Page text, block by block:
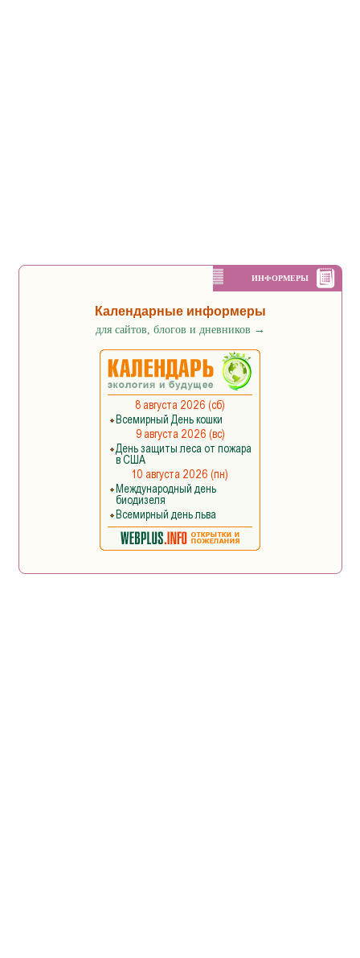
ИНФОРМЕРЫ
Календарные информеры
для сайтов, блогов и дневников →